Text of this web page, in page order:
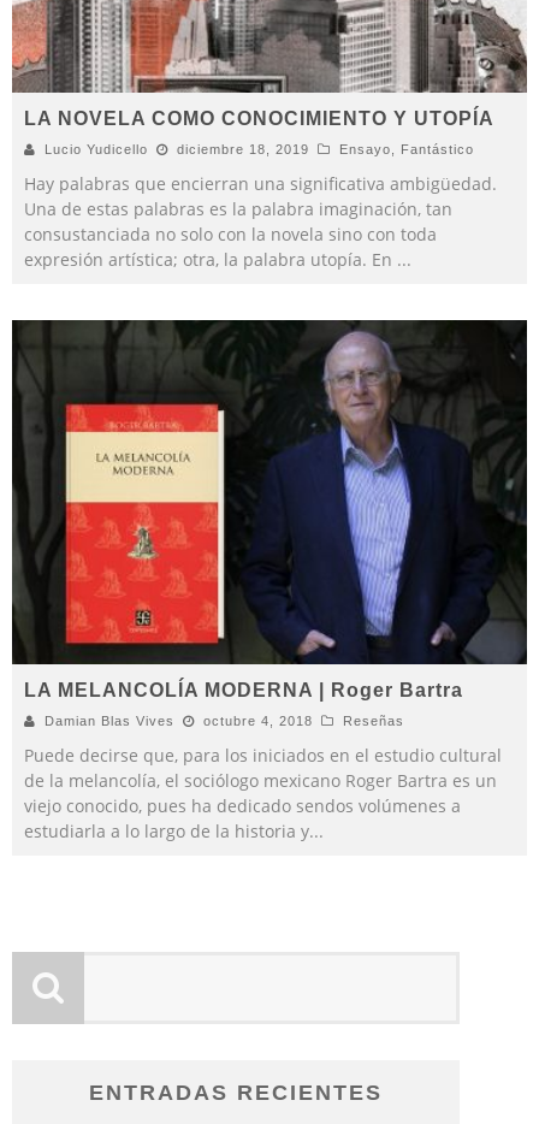
LA NOVELA COMO CONOCIMIENTO Y UTOPÍA
Lucio Yudicello diciembre 18, 2019 Ensayo Fantástico
Hay palabras que encierran una significativa ambigüedad.
Una de estas palabras es la palabra imaginación, tan
consustanciada no solo con la novela sino con toda
expresión artística; otra, la palabra utopía. En ...
LA MELANCOLÍA MODERNA | Roger Bartra
Damian Blas Vives octubre 4, 2018 Reseñas
Puede decirse que, para los iniciados en el estudio cultural
de la melancolía, el sociólogo mexicano Roger Bartra es un
viejo conocido, pues ha dedicado sendos volúmenes a
estudiarla a lo largo de la historia y...
ENTRADAS RECIENTES